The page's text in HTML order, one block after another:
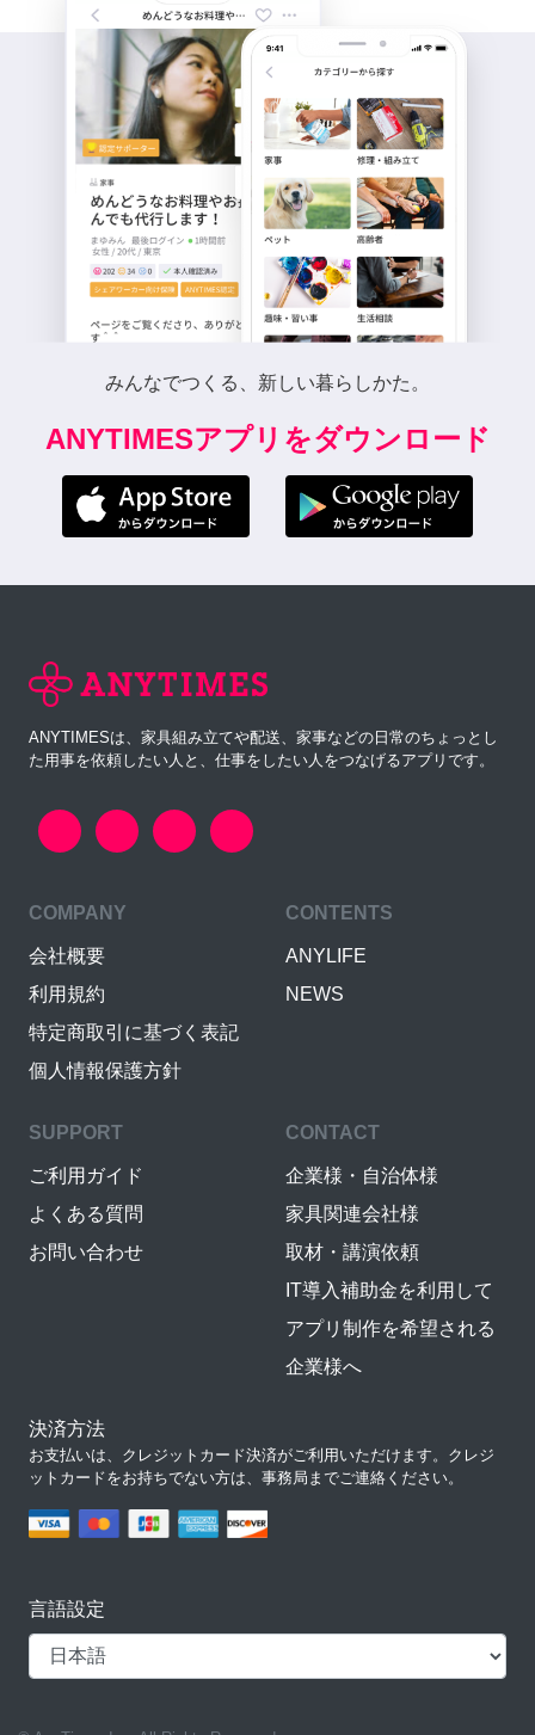
みんなでつくる、新しい暮らしかた。
ANYTIMESアプリをダウンロード
ANYTIMESは、家具組み立てや配送、家事などの日常のちょっとし
た用事を依頼したい人と、仕事をしたい人をつなげるアプリです。
COMPANY
会社概要
利用規約
特定商取引に基づく表記
個人情報保護方針
CONTENTS
ANYLIFE
NEWS
SUPPORT
ご利用ガイド
よくある質問
お問い合わせ
CONTACT
企業様・自治体様
家具関連会社様
取材・講演依頼
IT導入補助金を利用して
アプリ制作を希望される
企業様へ
決済方法
お支払いは、クレジットカード決済がご利用いただけます。クレジ
ットカードをお持ちでない方は、事務局までご連絡ください。
言語設定